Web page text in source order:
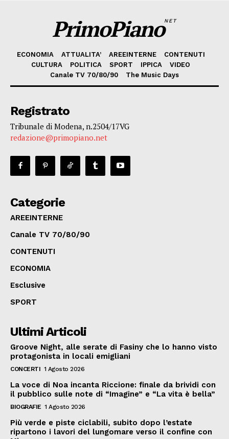
PrimoPianoNET
ECONOMIA ATTUALITA’ AREEINTERNE
CONTENUTI
CULTURA
POLITICA SPORT IPPICA
VIDEO
Canale TV 70/80/90
The Music Days
Registrato
Tribunale di Modena, n.2504/17VG
redazione@primopiano.net
Categorie
AREEINTERNE
Canale TV 70/80/90
CONTENUTI
ECONOMIA
Esclusive
SPORT
Ultimi Articoli
Groove Night, alle serate di Fasiny che lo hanno visto
protagonista in locali emigliani
CONCERTI 1 Agosto 2026
La voce di Noa incanta Riccione: finale da brividi con
il pubblico sulle note di “Imagine” e “La vita è bella”
BIOGRAFIE 1 Agosto 2026
Più verde e piste ciclabili, subito dopo l’estate
ripartono i lavori del lungomare verso il confine con